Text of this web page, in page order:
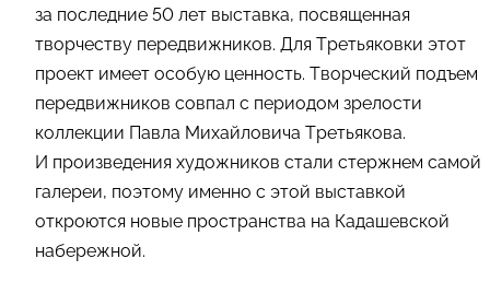
за последние 50 лет выставка, посвященная
творчеству передвижников. Для Третьяковки этот
проект имеет особую ценность. Творческий подъем
передвижников совпал с периодом зрелости
коллекции Павла Михайловича Третьякова.
И произведения художников стали стержнем самой
галереи, поэтому именно с этой выставкой
откроются новые пространства на Кадашевской
набережной.